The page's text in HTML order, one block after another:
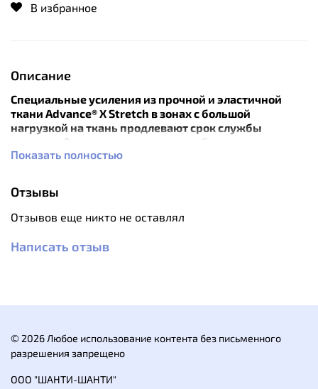
В избранное
Описание
Специальные усиления из прочной и эластичной
ткани Advance® X Stretch в зонах с большой
нагрузкой на ткань продлевают срок службы
изделия. Флис отлично согревает, быстро сохнет,
мало весит. Куртка предназначена для альпинистов,
на природе.
Особенности:
анатомический крой рукавов;
центральная молния с внутренней
два внутренних кармана;
низ куртки регулируется эластичными шнурами
Показать полностью
Отзывы
Отзывов еще никто не оставлял
Написать отзыв
© 2026 Любое использование контента без письменного
разрешения запрещено
ООО "ШАНТИ-ШАНТИ"